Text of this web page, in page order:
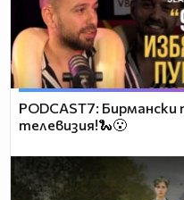
PODCAST7: Бирмански
телевизия!🐍😮